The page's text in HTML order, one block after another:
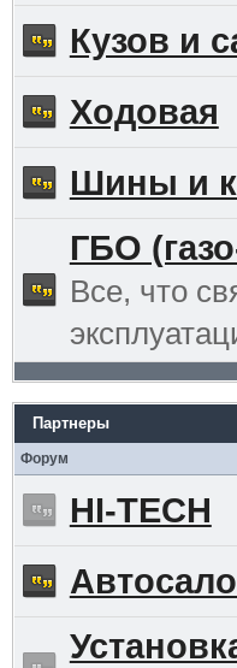
Кузов и
Ходовая
Шины и
ГБО
Все, что
Партнеры
Форум
HI-TECH